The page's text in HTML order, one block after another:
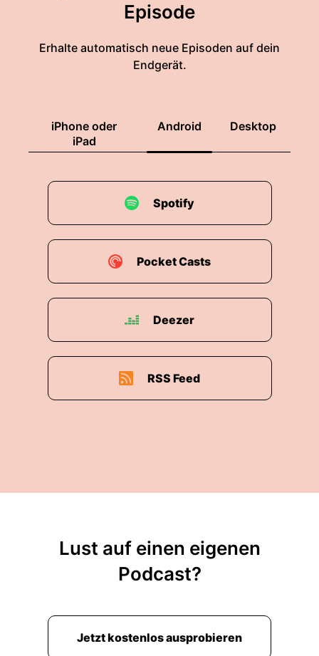
Episode
Erhalte automatisch neue Episoden auf dein
Endgerät.
iPhone oder
iPad
Android Desktop
Spotify
Pocket Casts
Deezer
RSS Feed
Lust auf einen eigenen
Podcast?
Jetzt kostenlos ausprobieren